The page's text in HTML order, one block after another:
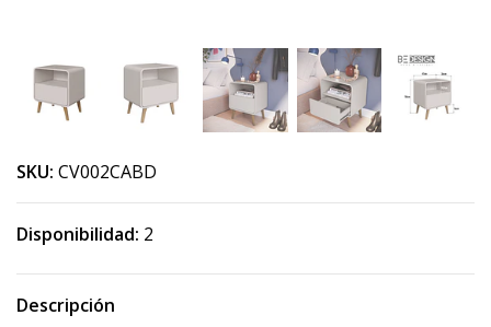
SKU: CV002CABD
Disponibilidad: 2
Descripción